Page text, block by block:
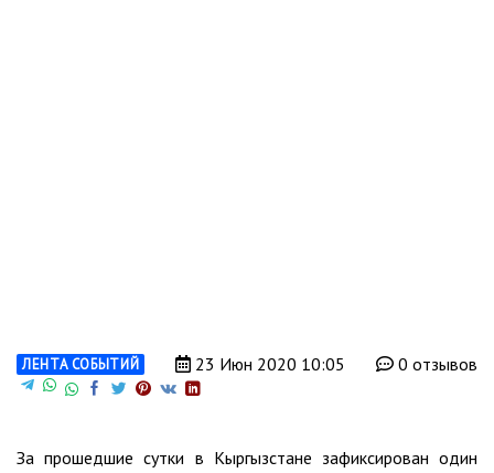
ЛЕНТА СОБЫТИЙ 23 Июн 2020 10:05 0 отзывов
За прошедшие сутки в Кыргызстане зафиксирован один